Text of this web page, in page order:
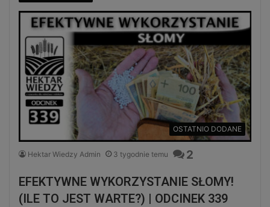
OSTATNIO DODANE
Hektar Wiedzy Admin 3 tygodnie temu 2
EFEKTYWNE WYKORZYSTANIE SŁOMY!
(ILE TO JEST WARTE?) | ODCINEK 339